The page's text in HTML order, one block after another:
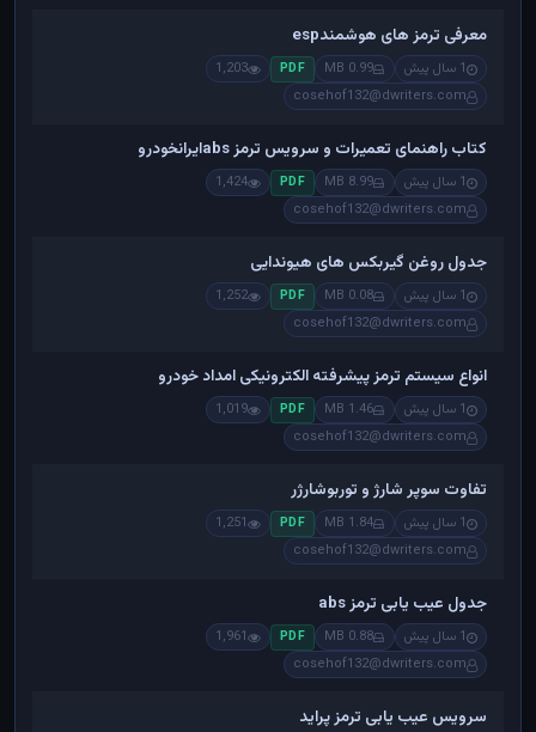
معرفی ترمز های هوشمندesp
1 سال پیش 0.99 MB
PDF
1,203
cosehof132@dwriters.com
کتاب راهنمای تعمیرات و سرویس ترمز absایرانخودرو
1 سال پیش 8.99 MB
PDF
1,424
cosehof132@dwriters.com
جدول روغن گیربکس های هیوندایی
1 سال پیش 0.08 MB
PDF
1,252
cosehof132@dwriters.com
انواع سیستم ترمز پیشرفته الکترونیکی امداد خودرو
1 سال پیش 1.46 MB
PDF
1,019
cosehof132@dwriters.com
تفاوت سوپر شارژ و توربوشارژر
1 سال پیش 1.84 MB
PDF
1,251
cosehof132@dwriters.com
جدول عیب یابی ترمز abs
1 سال پیش 0.88 MB
PDF
1,961
cosehof132@dwriters.com
سرویس عیب یابی ترمز پراید